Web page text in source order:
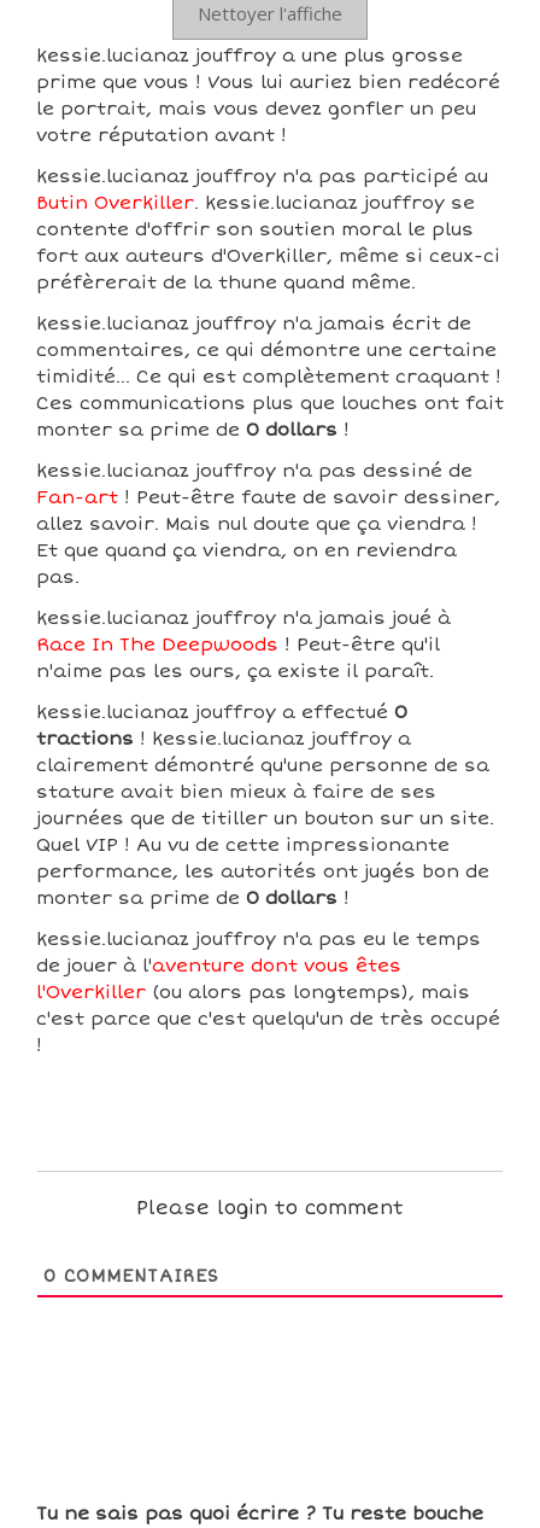
Nettoyer l'affiche
kessie.lucianaz jouffroy a une plus grosse
prime que vous ! Vous lui auriez bien redécoré
le portrait, mais vous devez gonfler un peu
votre réputation avant !
kessie.lucianaz jouffroy n'a pas participé au
Butin Overkiller. kessie.lucianaz jouffroy se
contente d'offrir son soutien moral le plus
fort aux auteurs d'Overkiller, même si ceux-ci
préfèrerait de la thune quand même.
kessie.lucianaz jouffroy n'a jamais écrit de
commentaires, ce qui démontre une certaine
timidité... Ce qui est complètement craquant !
Ces communications plus que louches ont fait
monter sa prime de 0 dollars !
kessie.lucianaz jouffroy n'a pas dessiné de
Fan-art ! Peut-être faute de savoir dessiner,
allez savoir. Mais nul doute que ça viendra !
Et que quand ça viendra, on en reviendra
pas.
kessie.lucianaz jouffroy n'a jamais joué à
Race In The Deepwoods ! Peut-être qu'il
n'aime pas les ours, ça existe il paraît.
kessie.lucianaz jouffroy a effectué 0
tractions ! kessie.lucianaz jouffroy a
clairement démontré qu'une personne de sa
stature avait bien mieux à faire de ses
journées que de titiller un bouton sur un site.
Quel VIP ! Au vu de cette impressionante
performance, les autorités ont jugés bon de
monter sa prime de 0 dollars !
kessie.lucianaz jouffroy n'a pas eu le temps
de jouer à l'aventure dont vous êtes
l'Overkiller (ou alors pas longtemps), mais
c'est parce que c'est quelqu'un de très occupé
!
Please login to comment
0 COMMENTAIRES
Tu ne sais pas quoi écrire ? Tu reste bouche